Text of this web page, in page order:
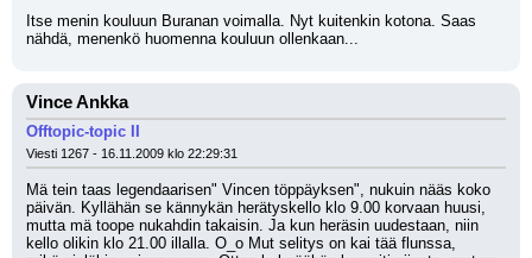
Itse menin kouluun Buranan voimalla. Nyt kuitenkin kotona. Saas
nähdä, menenkö huomenna kouluun ollenkaan...
Vince Ankka
Offtopic-topic II
Viesti 1267 - 16.11.2009 klo 22:29:31
Mä tein taas legendaarisen" Vincen töppäyksen", nukuin nääs koko
päivän. Kyllähän se kännykän herätyskello klo 9.00 korvaan huusi,
mutta mä toope nukahdin takaisin. Ja kun heräsin uudestaan, niin
kello olikin klo 21.00 illalla. O_o Mut selitys on kai tää flunssa,